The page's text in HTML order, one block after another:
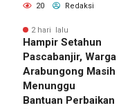
20 Redaksi
2 hari lalu
Hampir Setahun
Pascabanjir, Warga
Arabungong Masih
Menunggu
Bantuan Perbaikan